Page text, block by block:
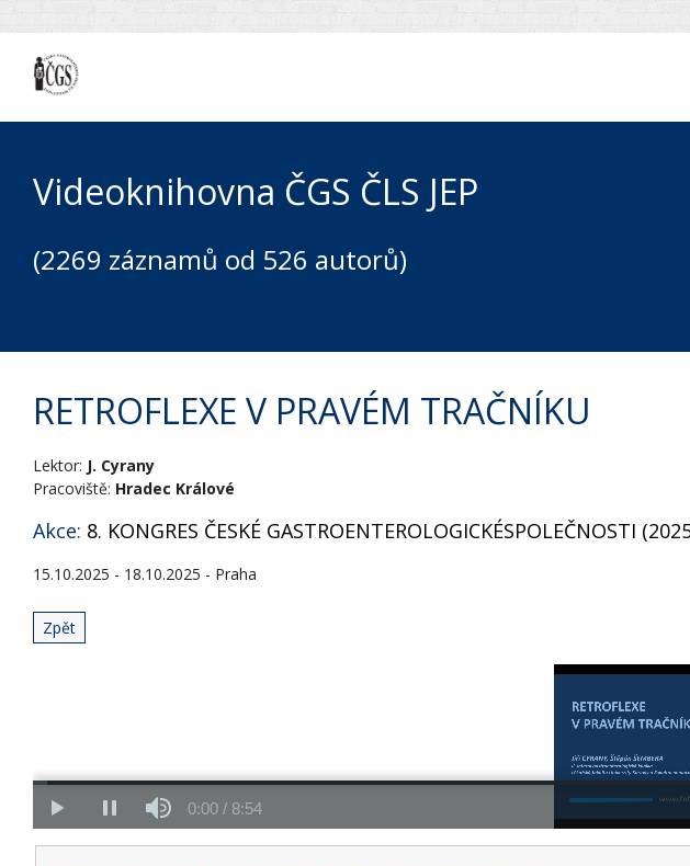
Videoknihovna ČGS ČLS JEP
(2269 záznamů od 526 autorů)
RETROFLEXE V PRAVÉM TRAČNÍKU
Lektor: J. Cyrany
Pracoviště: Hradec Králové
Akce: 8. KONGRES ČESKÉ GASTROENTEROLOGICKÉSPOLEČNOSTI
15.10.2025 - 18.10.2025 - Praha
Zpět